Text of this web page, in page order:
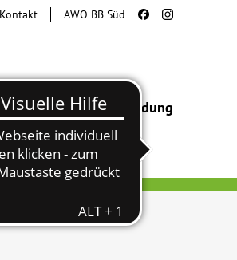
& HilfeBegegnung Bildung
Kontakt AWO BB Süd